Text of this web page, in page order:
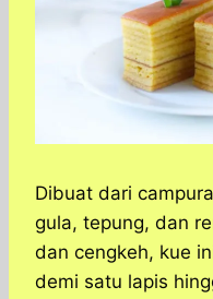
Dibuat dari
gula, tepung, dan
dan cengkeh, kue
demi satu lapis